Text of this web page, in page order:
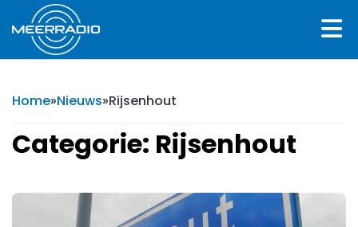
Home»Nieuws»Rijsenhout
Categorie: Rijsenhout